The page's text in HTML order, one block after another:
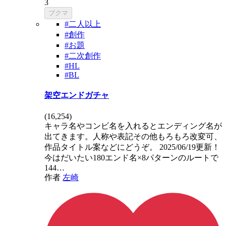
3
ブクマ
#二人以上
#創作
#お題
#二次創作
#HL
#BL
架空エンドガチャ
(16,254)
キャラ名やコンビ名を入れるとエンディング名が
出てきます。人称や表記その他もろもろ改変可、
作品タイトル案などにどうぞ。 2025/06/19更新！
今はだいたい180エンド名×8パターンのルートで
144…
作者 左崎